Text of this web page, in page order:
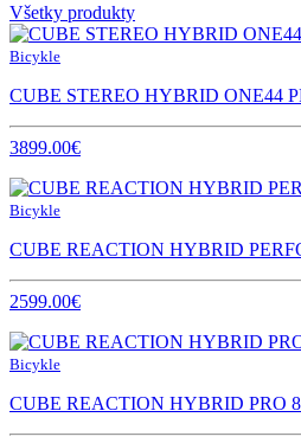
Všetky produkty
Bicykle
CUBE STEREO HYBRID ONE44
3899.00€
Bicykle
CUBE REACTION HYBRID
2599.00€
Bicykle
CUBE REACTION HYBRID PRO